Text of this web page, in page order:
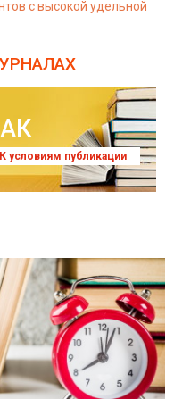
с высокой удельной
К условиям публикации